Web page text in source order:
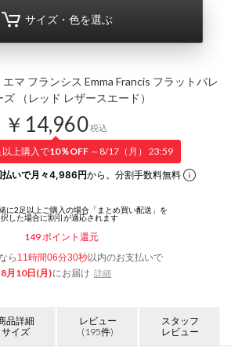
サイズ・色を選ぶ
エマ フランシス Emma Francis フラットバレ
（レッド レザースエード）
￥14,960税込
以上購入で10％OFF～8/17（月） 23:59
払いで月々4,986円から。分割手数料無料
149ポイント還元
ら 11時間06分29秒以内のお支払いで
8月10日(月)にお届け 詳細
品詳細
サイズ
レビュー
(195件)
スタッフ
レビュー